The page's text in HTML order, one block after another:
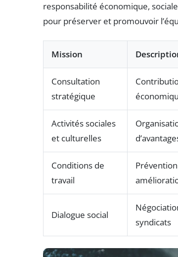
responsabilité économique,
pour préserver et promouvoir
Mission
Consultation
stratégique
Activités sociales
et culturelles
Conditions de
travail
Dialogue social
syndicats